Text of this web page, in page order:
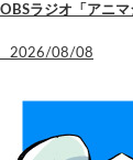
OBSラジオ「アニ
2026/08/08